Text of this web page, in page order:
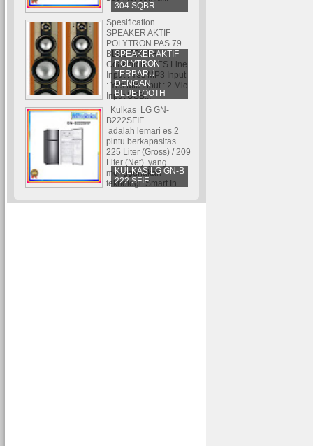
304 SQBR
SPEAKER AKTIF
POLYTRON
TERBARU
DENGAN
BLUETOOTH
Spesification
SPEAKER AKTIF
POLYTRON PAS 79
BLUETOOTH
Conection : YES Line
Input : Yes MP3 Input
: Yes Mic Input : 2 Mic
Input USB...
KULKAS LG GN-B
222 SFIF
Kulkas LG GN-
B222SFIF
adalah lemari es 2
pintu berkapasitas
225 Liter (Gross) / 209
Liter (Net) yang
menggunakan
teknologi Smart In...